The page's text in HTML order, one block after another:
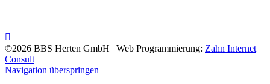
©2026 BBS Herten GmbH | Web Programmierung: Zahn Internet
Consult
Navigation überspringen